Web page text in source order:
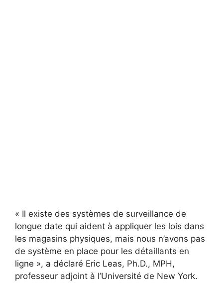
« Il existe des systèmes de surveillance de
longue date qui aident à appliquer les lois dans
les magasins physiques, mais nous n’avons pas
de système en place pour les détaillants en
ligne », a déclaré Eric Leas, Ph.D., MPH,
professeur adjoint à l’Université de New York.